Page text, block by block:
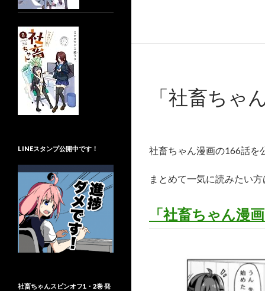
「社畜ちゃ
社畜ちゃん漫画の166話を
まとめて一気に読みたい
「社畜ちゃん漫
LINEスタンプ公開中です！
社畜ちゃんスピンオフ1・2巻 発